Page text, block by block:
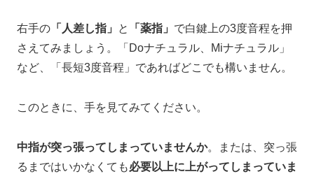
右手の 「人差し指」 と 「薬指」 で白鍵上の3度音程を押
さえてみましょう。
「Doナチュラル、Miナチュラル」
など、
「長短3度音程」であればどこでも構いません。
このときに、 手を見てみてください。
中指が突っ張ってしまっていませんか。 または、 突っ張
るまではいかなくても必要以上に上がってしまっていま